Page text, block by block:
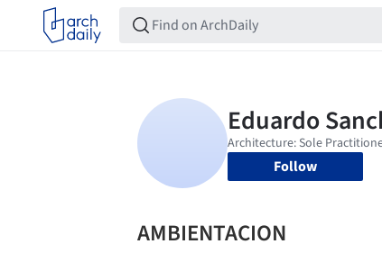
Follow
AMBIENTACION